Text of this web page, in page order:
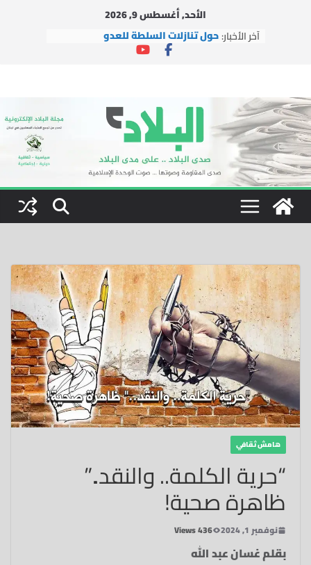
الأحد, أغسطس 9, 2026
آخر الأخبار: حول تنازلات السلطة للعدو
التجمع وحركة الأمة مستمران بالعمل
دار الشيخ جبري القرآنية تطلق شعار
دورتها الصيفية العاشرة: “بالقرآن
نبني جيل النصر والتمكين”
التجمع يستقبل وفداً من العتبة
الرضوية المقدسة
هامش ثقافي
“حرية الكلمة.. والنقد..”
ظاهرة صحية!
نوفمبر 1, 2024 436 Views
بقلم غسان عبد الله